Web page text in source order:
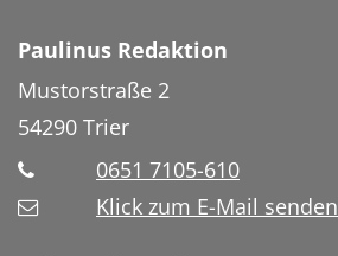
Paulinus Redaktion
Mustorstraße 2
54290 Trier
0651 7105-610
Klick zum E-Mail senden